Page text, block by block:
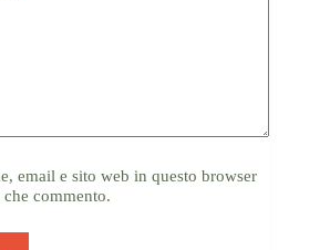
email e sito web in questo browser
commento.